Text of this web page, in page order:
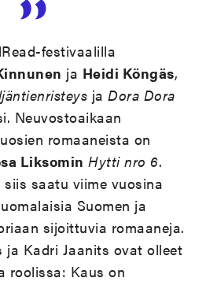
festivaalilla
ja Heidi Köngäs,
jaDora Dora
Neuvostoaikaan
romaaneista on
Liksomin Hytti nro 6.
saatu viime vuosina
Suomen ja
sijoittuvia romaaneja.
ja Kadri Jaanits ovat olleet
roolissa: Kaus on